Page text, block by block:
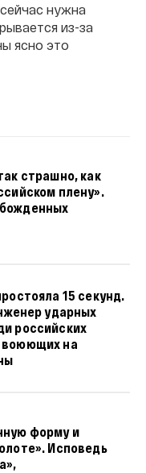
нужна
из-за
ясно это
страшно, как
плену».
15 секунд.
ударных
российских
воюющих на
форму и
Исповедь